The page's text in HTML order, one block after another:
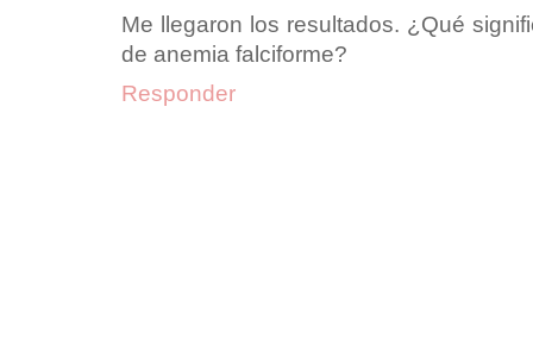
Me llegaron los resultados. ¿Qué
de anemia falciforme?
Responder